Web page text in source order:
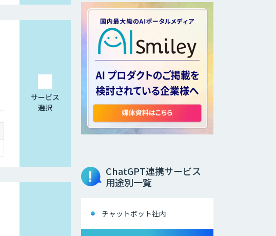
サービス
選択
ChatGPT連携サービス
用途別一覧
チャットボット社内